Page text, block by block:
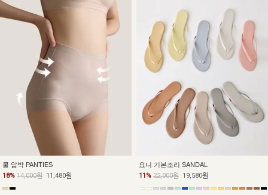
쿨 압박 PANTIES
18% 14,000원 11,480원
요니 기본조리 SANDAL
11% 22,000원 19,580원